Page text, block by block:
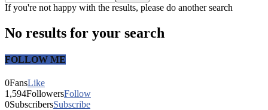
If you're not happy with the results, please do another search
No results for your search
FOLLOW ME
0FansLike
1,594FollowersFollow
0SubscribersSubscribe